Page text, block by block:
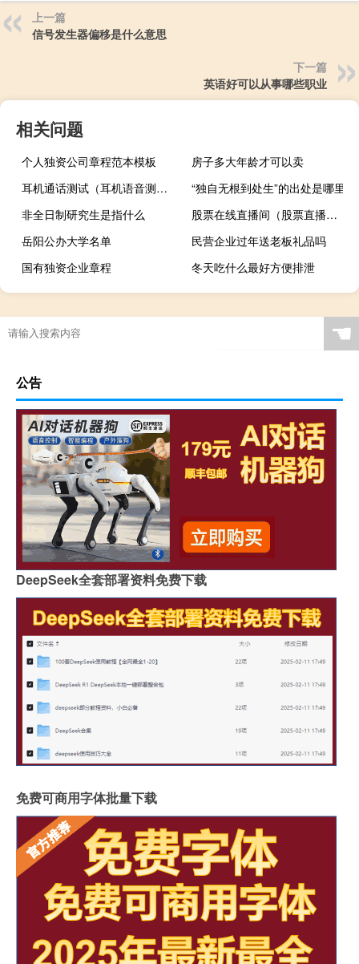
上一篇
信号发生器偏移是什么意思
下一篇
英语好可以从事哪些职业
相关问题
个人独资公司章程范本模板
房子多大年龄才可以卖
耳机通话测试（耳机语音测试）
“独自无根到处生”的出处是哪里
非全日制研究生是指什么
股票在线直播间（股票直播室在线直播）
岳阳公办大学名单
民营企业过年送老板礼品吗
国有独资企业章程
冬天吃什么最好方便排泄
☚
公告
DeepSeek全套部署资料免费下载
免费可商用字体批量下载